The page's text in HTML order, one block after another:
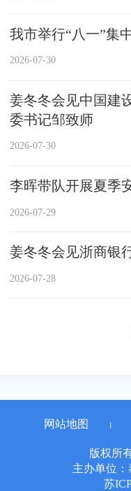
我市举行“八一”集
2026-07-30
姜冬冬会见中国建
委书记邹致师
2026-07-30
李晖带队开展夏季
2026-07-29
姜冬冬会见浙商银
2026-07-28
网站地图
版权所
主办单位
苏